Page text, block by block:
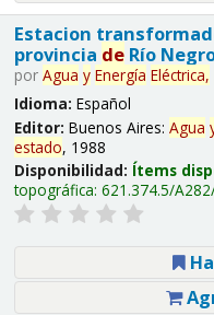
Estacion
provincia deRío
por Agua y Energía Eléctrica,
Idioma: Español
Editor: Buenos Aires: Agua
estado, 1988
Disponibilidad: Ítems
topográfica: 621.374.5/